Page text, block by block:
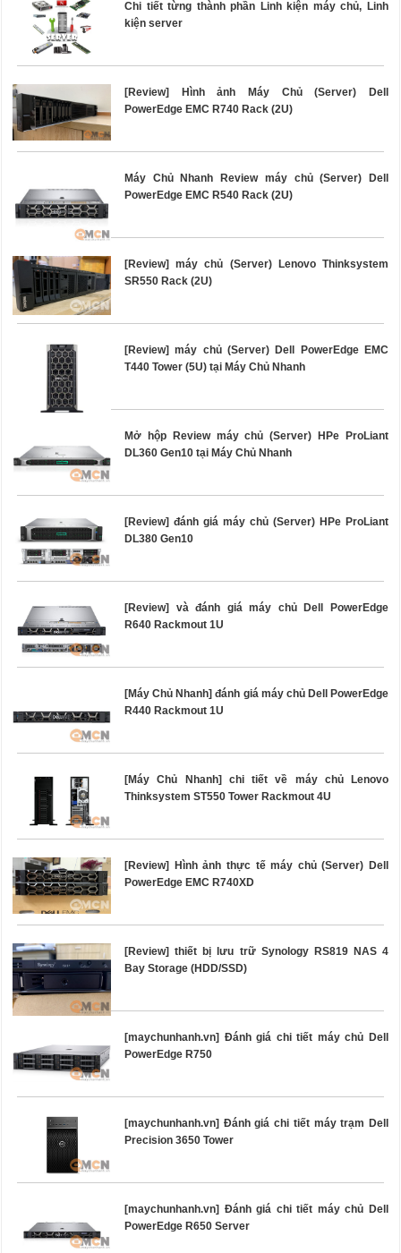
Chi tiết từng thành phần Linh kiện máy chủ, Linh
kiện server
[Review] Hình ảnh Máy Chủ (Server) Dell
PowerEdge EMC R740 Rack (2U)
Máy Chủ Nhanh Review máy chủ (Server) Dell
PowerEdge EMC R540 Rack (2U)
[Review] máy chủ (Server) Lenovo Thinksystem
SR550 Rack (2U)
[Review] máy chủ (Server) Dell PowerEdge EMC
T440 Tower (5U) tại Máy Chủ Nhanh
Mở hộp Review máy chủ (Server) HPe ProLiant
DL360 Gen10 tại Máy Chủ Nhanh
[Review] đánh giá máy chủ (Server) HPe ProLiant
DL380 Gen10
[Review] và đánh giá máy chủ Dell PowerEdge
R640 Rackmout 1U
[Máy Chủ Nhanh] đánh giá máy chủ Dell PowerEdge
R440 Rackmout 1U
[Máy Chủ Nhanh] chi tiết về máy chủ Lenovo
Thinksystem ST550 Tower Rackmout 4U
[Review] Hình ảnh thực tế máy chủ (Server) Dell
PowerEdge EMC R740XD
[Review] thiết bị lưu trữ Synology RS819 NAS 4
Bay Storage (HDD/SSD)
[maychunhanh.vn] Đánh giá chi tiết máy chủ Dell
PowerEdge R750
[maychunhanh.vn] Đánh giá chi tiết máy trạm Dell
Precision 3650 Tower
[maychunhanh.vn] Đánh giá chi tiết máy chủ Dell
PowerEdge R650 Server